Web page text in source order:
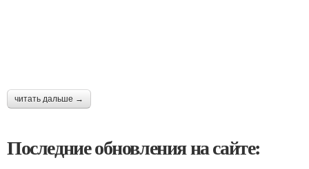
читать дальше →
Последние обновления на сайте: